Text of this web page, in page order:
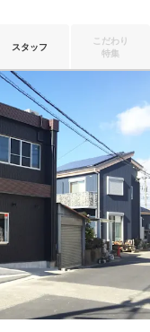
スタッフ
こだわり
特集